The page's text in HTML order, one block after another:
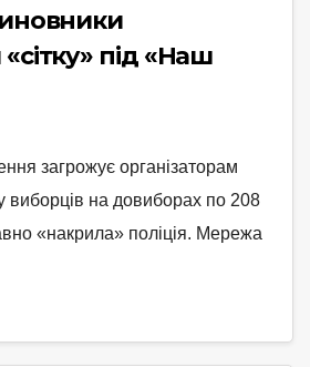
під «Наш
загрожує організаторам
виборців на довиборах по 208
«накрила» поліція. Мережа